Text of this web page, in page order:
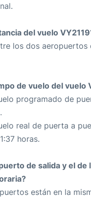
del vuelo
los dos aeropuertos
de vuelo del vuelo
programado de
real de puerta a
horas.
de salida y el de
están en la